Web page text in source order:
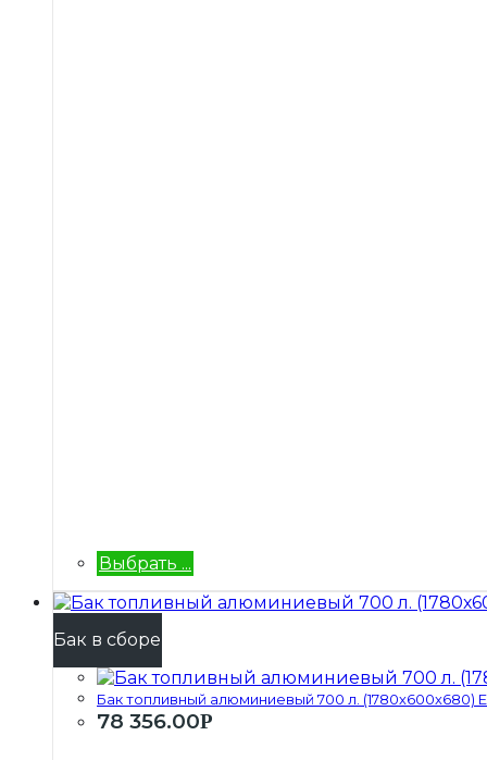
Выбрать ...
Бак в сборе
Бак топливный алюминиевый 700 л. (1780х600х680)
78 356.00Р